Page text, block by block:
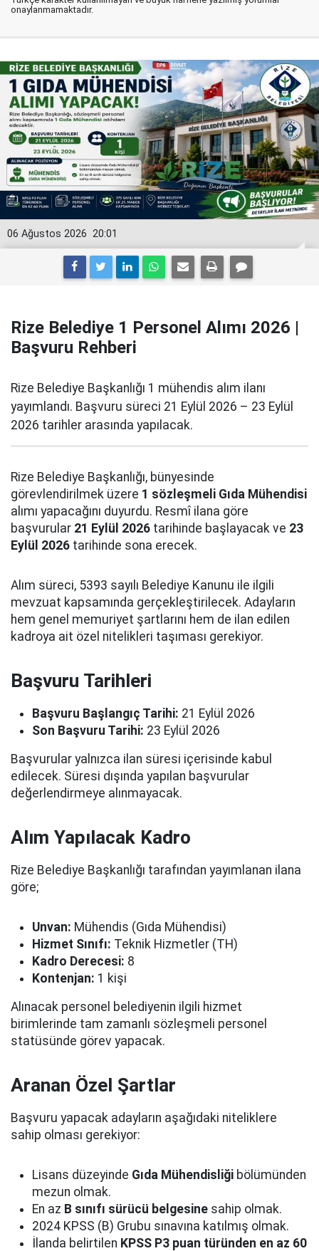
onaylanmamaktadır.
20:01
06 Ağustos 2026
Rize Belediye 1 Personel Alımı 2026 |
Başvuru Rehberi
Rize Belediye Başkanlığı 1 mühendis alım ilanı
yayımlandı. Başvuru süreci 21 Eylül 2026 – 23 Eylül
2026 tarihler arasında yapılacak.
Rize Belediye Başkanlığı, bünyesinde
görevlendirilmek üzere 1 sözleşmeli Gıda Mühendisi
alımı yapacağını duyurdu. Resmî ilana göre
başvurular 21 Eylül 2026 tarihinde başlayacak ve 23
Eylül 2026 tarihinde sona erecek.
Alım süreci, 5393 sayılı Belediye Kanunu ile ilgili
mevzuat kapsamında gerçekleştirilecek. Adayların
hem genel memuriyet şartlarını hem de ilan edilen
kadroya ait özel nitelikleri taşıması gerekiyor.
Başvuru Tarihleri
Başvuru Başlangıç Tarihi: 21 Eylül 2026
Son Başvuru Tarihi: 23 Eylül 2026
Başvurular yalnızca ilan süresi içerisinde kabul
edilecek. Süresi dışında yapılan başvurular
değerlendirmeye alınmayacak.
Alım Yapılacak Kadro
Rize Belediye Başkanlığı tarafından yayımlanan ilana
göre;
Unvan: Mühendis (Gıda Mühendisi)
Hizmet Sınıfı: Teknik Hizmetler (TH)
Kadro Derecesi: 8
Kontenjan: 1 kişi
Alınacak personel belediyenin ilgili hizmet
birimlerinde tam zamanlı sözleşmeli personel
statüsünde görev yapacak.
Aranan Özel Şartlar
Başvuru yapacak adayların aşağıdaki niteliklere
sahip olması gerekiyor:
Lisans düzeyinde Gıda Mühendisliği bölümünden
mezun olmak.
En az B sınıfı sürücü belgesine sahip olmak.
2024 KPSS (B) Grubu sınavına katılmış olmak.
İlanda belirtilen KPSS P3 puan türünden en az 60